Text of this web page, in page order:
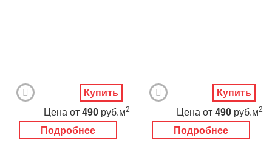
Ангелы
Нежность
Новый год
Подробнее
Цена от 490 руб.м2
Купить
Подробнее
Цена от 490 руб.м2
Купить